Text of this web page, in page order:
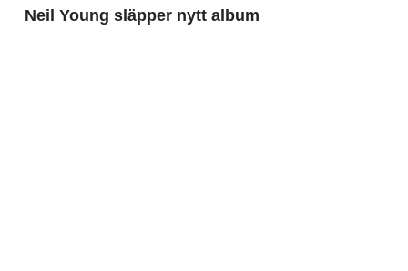
Neil Young släpper nytt album